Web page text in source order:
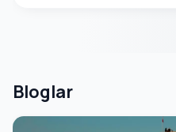
Bloglar